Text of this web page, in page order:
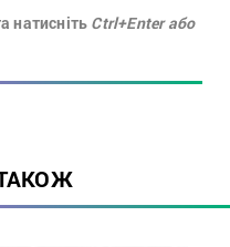
натисніть Ctrl+Enter або